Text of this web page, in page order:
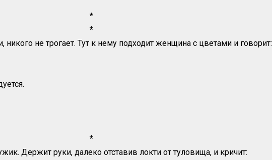
*
*
не трогает. Тут к нему подходит женщина с цветами и говорит:
*
Держит руки, далеко отставив локти от туловища, и кричит: